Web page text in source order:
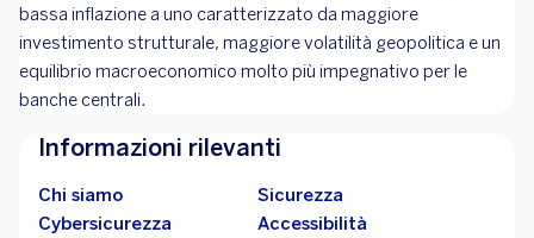
bassa inflazione a uno caratterizzato da maggiore
investimento strutturale, maggiore volatilità geopolitica e un
equilibrio macroeconomico molto più impegnativo per le
banche centrali.
Informazioni rilevanti
Chi siamo
Sicurezza
Cybersicurezza
Accessibilità